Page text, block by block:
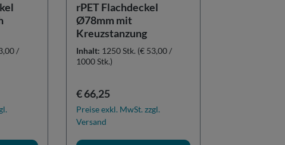
/
rPET Flachdeckel
Ø78mm mit
Kreuzstanzung
Inhalt: 1250 Stk. (€ 53,00 /
1000 Stk.)
Regulärer Preis:
€ 66,25
Preise exkl. MwSt. zzgl.
Versand